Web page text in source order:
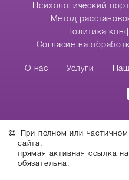
Психологический
Метод
Политика
Согласие на
О нас Услуги
При полном или
сайта,
прямая активная ссылка
обязательна.